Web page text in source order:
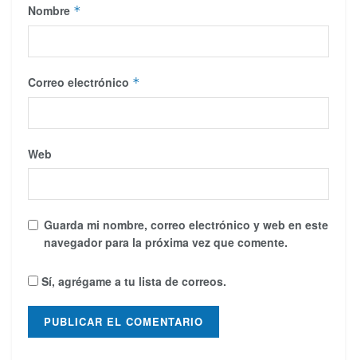
Nombre *
Correo electrónico *
Web
Guarda mi nombre, correo electrónico y web en este
navegador para la próxima vez que comente.
Sí, agrégame a tu lista de correos.